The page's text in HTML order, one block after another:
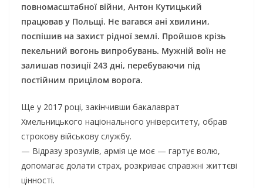
повномасштабної війни, Антон Кутицький
працював у Польщі. Не вагався ані хвилини,
поспішив на захист рідної землі. Пройшов крізь
пекельний вогонь випробувань. Мужній воїн не
залишав позиції 243 дні, перебуваючи під
постійним прицілом ворога.
Ще у 2017 році, закінчивши бакалаврат
Хмельницького національного університету, обрав
строкову військову службу.
— Відразу зрозумів, армія це моє — гартує волю,
допомагає долати страх, розкриває справжні життєві
цінності.